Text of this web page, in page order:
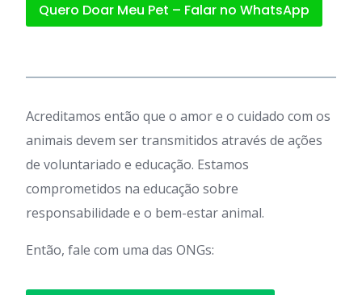
Quero Doar Meu Pet – Falar no WhatsApp
Acreditamos então que o amor e o cuidado com os
animais devem ser transmitidos através de ações
de voluntariado e educação. Estamos
comprometidos na educação sobre
responsabilidade e o bem-estar animal.
Então, fale com uma das ONGs: